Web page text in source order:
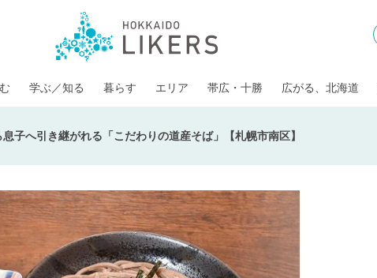
学ぶ／知る 暮らす エリア 帯広・十勝 広がる、北海道
子へ引き継がれる「こだわりの道産そば」【札幌市南区】